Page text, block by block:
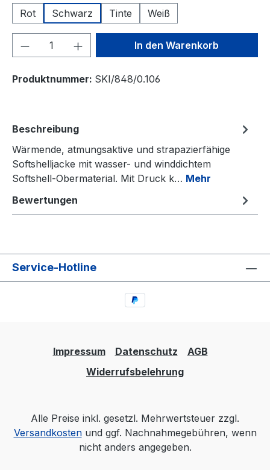
Rot
Schwarz Tinte Weiß
Produkt Anzahl: Gib denIn den Warenkorb
Produktnummer: SKI/848/0.106
Beschreibung
Wärmende, atmungsaktive und strapazierfähige
Softshelljacke mit wasser- und winddichtem
Softshell-Obermaterial. Mit Druck k… Mehr
Bewertungen
Service-Hotline
Impressum Datenschutz
AGB
Widerrufsbelehrung
Alle Preise inkl. gesetzl. Mehrwertsteuer zzgl.
Versandkostenund ggf. Nachnahmegebühren, wenn
nicht anders angegeben.